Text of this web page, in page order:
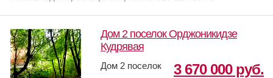
Дом 2 поселок Орджоникидзе
Кудрявая
3 670 000 руб.
Дом 2 поселок